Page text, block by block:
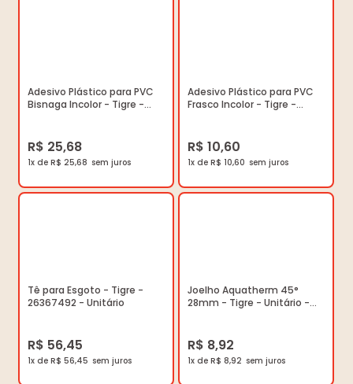
Adesivo Plástico para PVC
Bisnaga Incolor - Tigre -
R$ 25,68
1x de R$ 25,68
Adesivo Plástico para PVC
Frasco Incolor - Tigre -
R$ 10,60
1x de R$ 10,60
Tê para Esgoto - Tigre -
26367492 - Unitário
R$ 56,45
1x de R$ 56,45
Joelho Aquatherm 45°
28mm - Tigre - Unitário -
R$ 8,92
1x de R$ 8,92